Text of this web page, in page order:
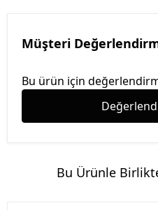
Müşteri
Bu ürün için
Bu Ürünle